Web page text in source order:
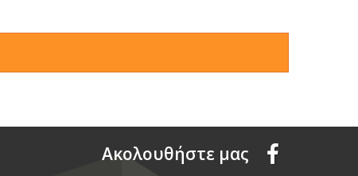
Aκολουθήστε μας